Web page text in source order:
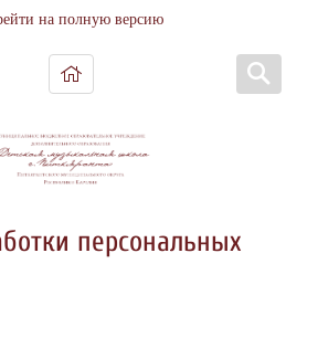
на полную версию
персональных